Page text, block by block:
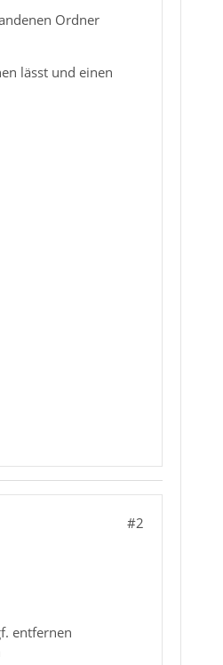
Ordner
lässt und einen
#2
entfernen